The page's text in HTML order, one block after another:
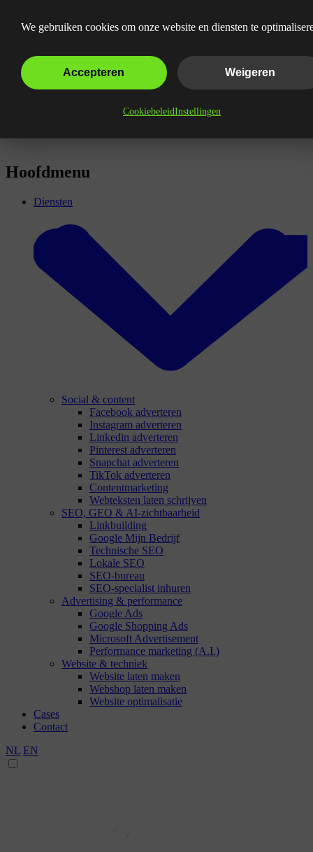
Wat is een content gap?
Hoofdmenu
Diensten
Social & content
Facebook adverteren
Instagram adverteren
Linkedin adverteren
Pinterest adverteren
Snapchat adverteren
TikTok adverteren
Contentmarketing
Webteksten laten schrijven
SEO, GEO & AI-zichtbaarheid
Linkbuilding
Google Mijn Bedrijf
Technische SEO
Lokale SEO
SEO-bureau
SEO-specialist inhuren
Advertising & performance
Google Ads
Google Shopping Ads
Microsoft Advertisement
Performance marketing (A.I.)
Website & techniek
Website laten maken
Webshop laten maken
Website optimalisatie
Cases
Contact
NL EN
We gebruiken cookies om onze website en diensten te
Accepteren Weigeren
CookiebeleidInstellingen